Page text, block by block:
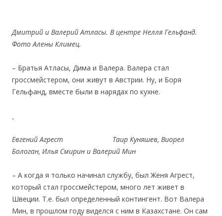
Дмитрий и Валерий Атласы. В центре Нелля Гельфанд.
Фото Алены Климец.
– Братья Атласы, Дима и Валера. Валера стал
гроссмейстером, они живут в Австрии. Ну, и Боря
Гельфанд, вместе были в нарядах по кухне.
Евгений Агрест Таир Куняшев, Виорел
Бологан, Илья Смирин и Валерий Мин
– А когда я только начинал службу, был Женя Агрест,
который стал гроссмейстером, много лет живет в
Швеции. Т.е. был определенный контингент. Вот Валера
Мин, в прошлом году виделся с ним в Казахстане. Он сам